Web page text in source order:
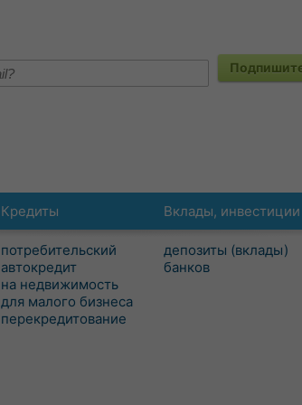
Кредиты
потребительский
автокредит
на недвижимость
для малого бизнеса
перекредитование
Вклады, инвестиции
депозиты (вклады)
банков